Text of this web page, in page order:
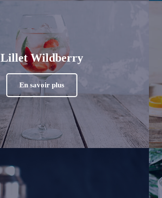
Lillet Wildberry
En savoir plus